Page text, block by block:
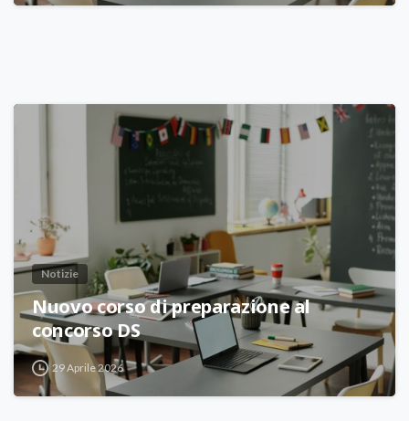
Notizie
Nuovo corso di preparazione al
concorso DS
29 Aprile 2026